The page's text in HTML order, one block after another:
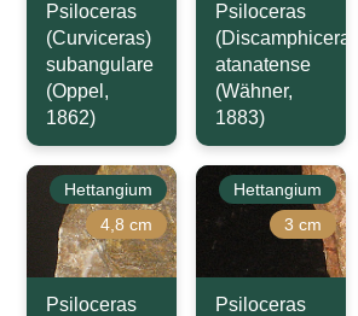
Psiloceras
(Curviceras)
subangulare
(Oppel,
1862)
Psiloceras
(Discamphiceras)
atanatense
(Wähner,
1883)
Hettangium
4,8 cm
Psiloceras
Hettangium
3 cm
Psiloceras